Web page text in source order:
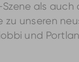
als
unseren
und